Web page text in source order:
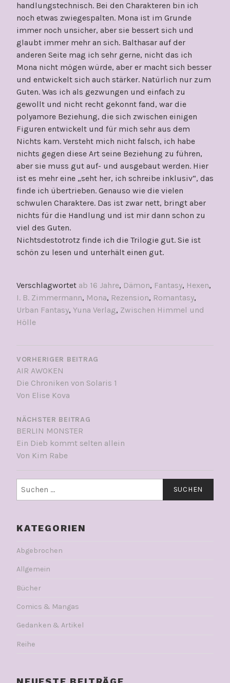
handlungstechnisch. Bei den Charakteren bin ich
noch etwas zwiegespalten. Mona ist im Grunde
immer noch unsicher, aber sie bessert sich und
glaubt immer mehr an sich. Balthasar auf der
anderen Seite mag ich sehr gerne, nicht das ich
Mona nicht mögen würde, aber er macht sich besser
und entwickelt sich auch stärker. Natürlich nur zum
Guten. Was ich als gezwungen und einfach zu
gewollt und nicht recht gekonnt fand, war die
polyamore Beziehung, die sich zwischen einigen
Figuren entwickelt und für mich sehr aus dem
Nichts kam. Versteht mich nicht falsch, ich habe
nichts gegen diese Art seine Beziehung zu führen,
aber sie muss gut auf- und ausgebaut werden. Hier
ist es mehr eine „seht her, ich schreibe inklusiv“, das
finde ich übertrieben. Genauso wie die vielen
schwulen Charaktere. Das ist zwar nett, bringt aber
nichts für die Handlung und ist mir dann schon zu
viel des Guten.
Nichtsdestotrotz finde ich die Trilogie gut. Sie ist
schön zu lesen und unterhält einen gut.
Verschlagwortet ab 16 Jahre, Dämon, Fantasy, Hexen,
I. B. Zimmermann, Mona, Rezension, Romantasy,
Urban Fantasy, Yuna Verlag, Zwischen Himmel und
Hölle
VORHERIGER BEITRAG
AIR AWOKEN
Die Chroniken von Solaris 1
Von Elise Kova
NÄCHSTER BEITRAG
BERLIN MONSTER
Ein Dieb kommt selten allein
Von Kim Rabe
nach:
KATEGORIEN
Abgebrochen
Allgemein
Bücher
Comics & Mangas
Gedanken & Artikel
Reihe